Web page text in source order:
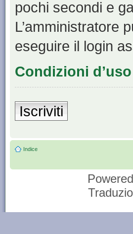
pochi secondi e
L’amministratore
eseguire il login
Condizioni d’uso
Iscriviti
Indice